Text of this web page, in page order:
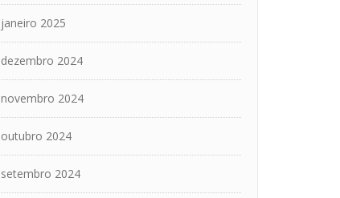
janeiro 2025
dezembro 2024
novembro 2024
outubro 2024
setembro 2024